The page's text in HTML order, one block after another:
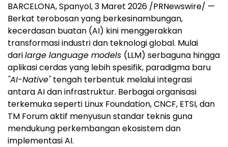
BARCELONA, Spanyol,3 Maret 2026 /PRNewswire/ —
Berkat terobosan yang berkesinambungan,
kecerdasan buatan (AI) kini menggerakkan
transformasi industri dan teknologi global. Mulai
darilarge language models (LLM) serbaguna hingga
aplikasi cerdas yang lebih spesifik, paradigma baru
"AI-Native"tengah terbentuk melalui integrasi
antara AI dan infrastruktur. Berbagai organisasi
terkemuka seperti Linux Foundation, CNCF, ETSI, dan
TM Forum aktif menyusun standar teknis guna
mendukung perkembangan ekosistem dan
implementasi AI.